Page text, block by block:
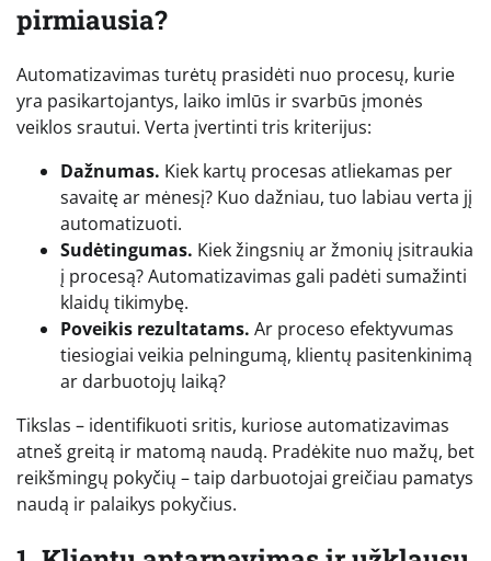
pirmiausia?
Automatizavimas turėtų prasidėti nuo procesų, kurie
yra pasikartojantys, laiko imlūs ir svarbūs įmonės
veiklos srautui. Verta įvertinti tris kriterijus:
Dažnumas. Kiek kartų procesas atliekamas per
savaitę ar mėnesį? Kuo dažniau, tuo labiau verta jį
automatizuoti.
Sudėtingumas. Kiek žingsnių ar žmonių įsitraukia
į procesą? Automatizavimas gali padėti sumažinti
klaidų tikimybę.
Poveikis rezultatams. Ar proceso efektyvumas
tiesiogiai veikia pelningumą, klientų pasitenkinimą
ar darbuotojų laiką?
Tikslas – identifikuoti sritis, kuriose automatizavimas
atneš greitą ir matomą naudą. Pradėkite nuo mažų, bet
reikšmingų pokyčių – taip darbuotojai greičiau pamatys
naudą ir palaikys pokyčius.